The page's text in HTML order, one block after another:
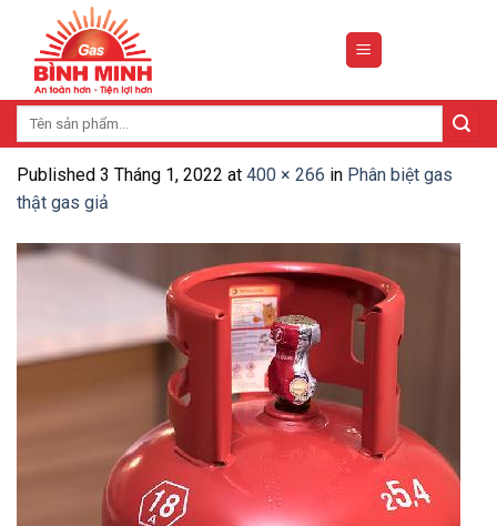
content
Published 3 Tháng 1, 2022 at 400 × 266 in Phân biệt gas
thật gas giả